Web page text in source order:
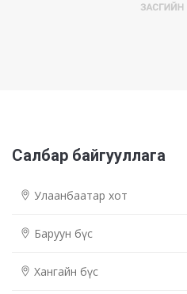
Салбар байгууллага
Улаанбаатар хот
Баруун бүс
Хангайн бүс